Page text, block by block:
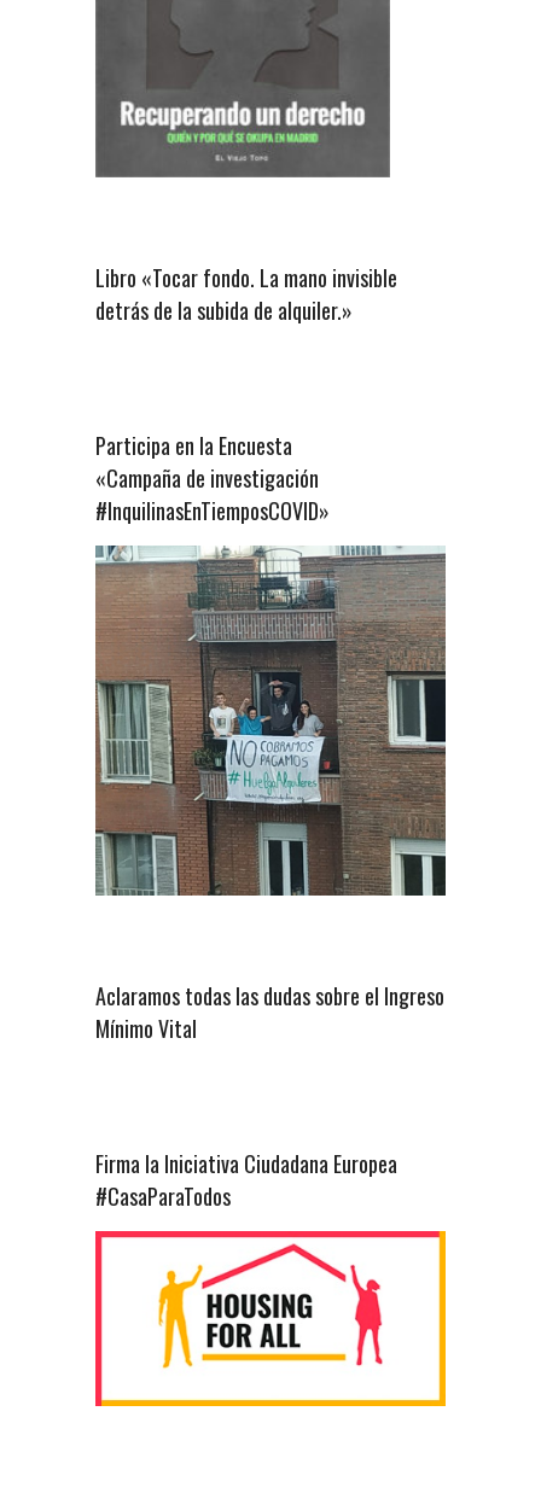
Libro «Tocar fondo. La mano invisible
detrás de la subida de alquiler.»
Participa en la Encuesta
«Campaña de investigación
#InquilinasEnTiemposCOVID»
Aclaramos todas las dudas sobre el Ingreso
Mínimo Vital
Firma la Iniciativa Ciudadana Europea
#CasaParaTodos